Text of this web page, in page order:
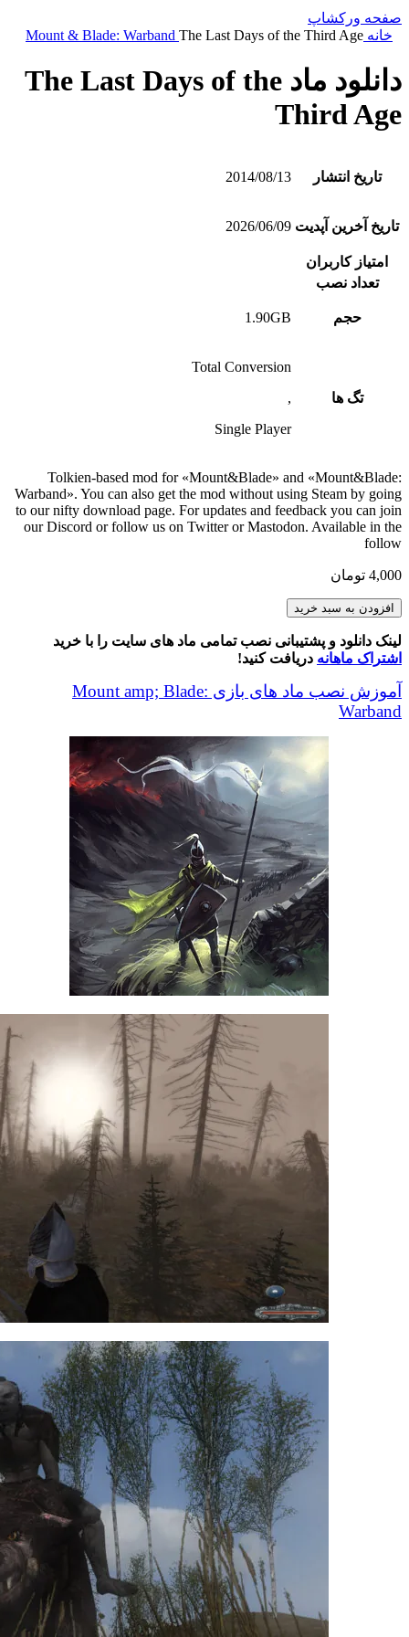
صفحه ورکشاپ
خانه
Mount & Blade: Warband The Last Days of the Third Age
دانلود ماد The Last Days of the
Third Age
تاریخ انتشار 2014/08/13
تاریخ آخرین آپدیت 2026/06/09
امتیاز کاربران
تعداد نصب
حجم 1.90GB
تگ ها
Total Conversion
,
Single Player
Tolkien-based mod for «Mount&Blade» and «Mount&Blade:
Warband». You can also get the mod without using Steam by going
to our nifty download page. For updates and feedback you can join
our Discord or follow us on Twitter or Mastodon. Available in the
follow
4,000 تومان
The
Last
Days
of
Third
Age
عدد
افزودن به سبد خرید
لینک دانلود و پشتیبانی نصب تمامی ماد های سایت را با خرید
اشتراک ماهانه دریافت کنید!
آموزش نصب ماد های بازی Mount amp; Blade:
Warband